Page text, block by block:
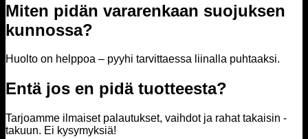
Miten pidän vararenkaan suojuksen
kunnossa?
Huolto on helppoa – pyyhi tarvittaessa liinalla puhtaaksi.
Entä jos en pidä tuotteesta?
Tarjoamme ilmaiset palautukset, vaihdot ja rahat takaisin -
takuun. Ei kysymyksiä!